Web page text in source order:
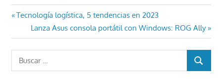
Navegación
de
entradas
Entrada
anterior:
Tecnología logística, 5 tendencias en 2023
Entrada
siguiente:
Lanza Asus consola portátil con Windows: ROG Ally
Buscar:
BUSCAR